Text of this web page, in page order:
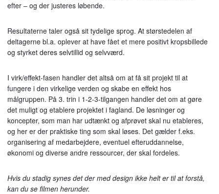
efter – og der justeres løbende.
Resultaterne taler også sit tydelige sprog. At størstedelen af
deltagerne bl.a. oplever at have fået et mere positivt kropsbillede
og styrket deres selvtillid og selvværd.
I virk/effekt-fasen handler det altså om at få sit projekt til at
fungere i den virkelige verden og skabe en effekt hos
målgruppen. På 3. trin i 1-2-3-tilgangen handler det om at gøre
det muligt og etablere projektet i fagland. De løsninger og
koncepter, som man har udtænkt og afprøvet skal nu etableres,
og her er der praktiske ting som skal løses. Det gælder f.eks.
organisering af medarbejdere, eventuel efteruddannelse,
økonomi og diverse andre ressourcer, der skal fordeles.
Hvis du stadig synes det der med design ikke helt er til at forstå,
kan du se filmen herunder.